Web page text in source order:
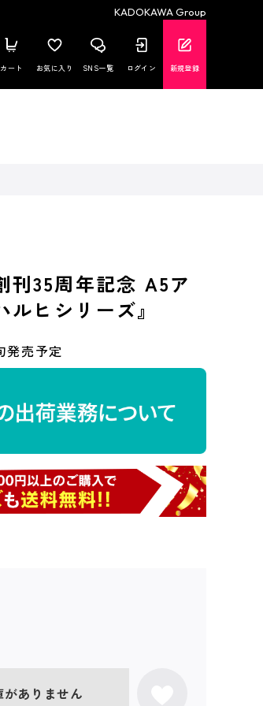
KADOKAWA Group
カート お気に入り SNS一覧 ログイン 新規登録
刊35周年記念 A5ア
ヒシリーズ』
発売予定
がありません